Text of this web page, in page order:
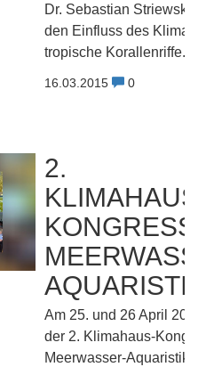
Dr. Sebastian Striewski
den Einfluss des
tropische Korallenriffe.
16.03.2015 0
2.
KONGRESS
Am 25. und 26 April
der 2. Klimahaus-
Meerwasser-Aquaristik